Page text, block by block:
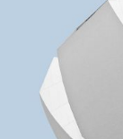
GREEN DESIGN
Akoya